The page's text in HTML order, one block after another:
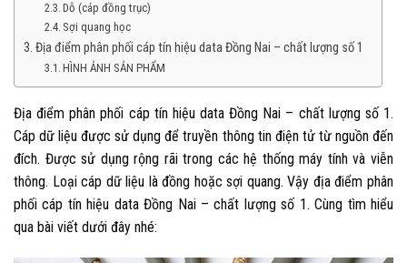
Dỗ (cáp đồng trục)
Sợi quang học
Địa điểm phân phối cáp tín hiệu data Đồng Nai – chất lượng số 1
HÌNH ẢNH SẢN PHẨM
Địa điểm phân phối cáp tín hiệu data Đồng Nai – chất lượng số 1.
Cáp dữ liệu được sử dụng để truyền thông tin điện tử từ nguồn đến
đích. Được sử dụng rộng rãi trong các hệ thống máy tính và viễn
thông. Loại cáp dữ liệu là đồng hoặc sợi quang. Vậy địa điểm phân
phối cáp tín hiệu data Đồng Nai – chất lượng số 1. Cùng tìm hiểu
qua bài viết dưới đây nhé: